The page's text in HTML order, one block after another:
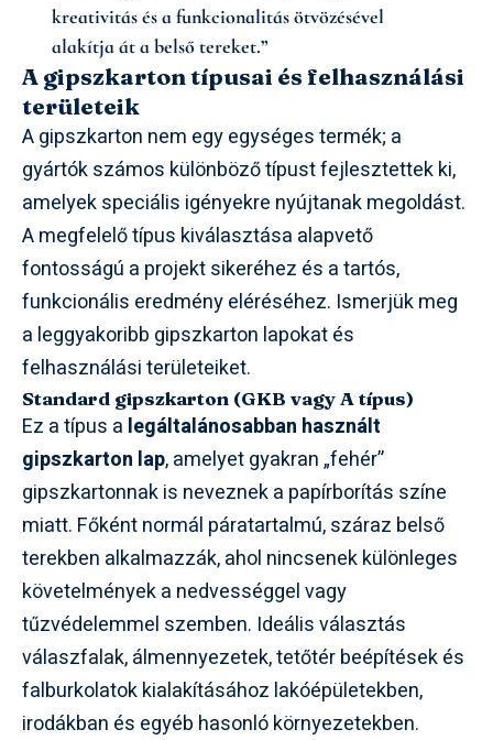
kreativitás és a funkcionalitás ötvözésével
alakítja át a belső tereket.”
A gipszkarton típusai és felhasználási
területeik
A gipszkarton nem egy egységes termék; a
gyártók számos különböző típust fejlesztettek ki,
amelyek speciális igényekre nyújtanak megoldást.
A megfelelő típus kiválasztása alapvető
fontosságú a projekt sikeréhez és a tartós,
funkcionális eredmény eléréséhez. Ismerjük meg
a leggyakoribb gipszkarton lapokat és
felhasználási területeiket.
Standard gipszkarton (GKB vagy A típus)
Ez a típus a legáltalánosabban használt
gipszkarton lap, amelyet gyakran „fehér”
gipszkartonnak is neveznek a papírborítás színe
miatt. Főként normál páratartalmú, száraz belső
terekben alkalmazzák, ahol nincsenek különleges
követelmények a nedvességgel vagy
tűzvédelemmel szemben. Ideális választás
válaszfalak, álmennyezetek, tetőtér beépítések és
falburkolatok kialakításához lakóépületekben,
irodákban és egyéb hasonló környezetekben.